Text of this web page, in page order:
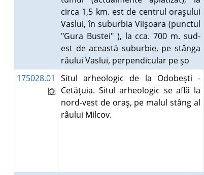
circa 1,5 km. est de centrul oraşului
Vaslui, în suburbia Viişoara (punctul
"Gura Bustei" ), la cca. 700 m. sud-
est de această suburbie, pe stânga
râului Vaslui, perpendicular pe şo
175028.01
Situl arheologic de la Odobeşti -
Cetăţuia. Situl arheologic se află la
nord-vest de oraş, pe malul stâng al
râului Milcov.